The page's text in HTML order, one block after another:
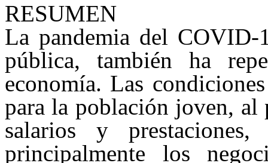
RESUMEN
La pandemia del
pública, también ha
economía. Las
para la población joven, al
salarios y
principalmente los